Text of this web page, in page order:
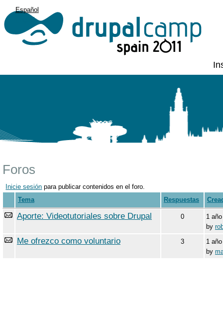
Español
English
Foros
Inicie sesión para publicar contenidos en el foro.
Tema
Respuestas
Aporte: Videotutoriales sobre Drupal 0
1
by
Me ofrezco como voluntario 3
1
by